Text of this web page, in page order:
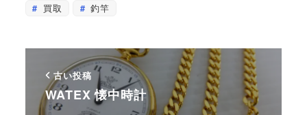
買取
釣竿
古い投稿
WATEX 懐中時計